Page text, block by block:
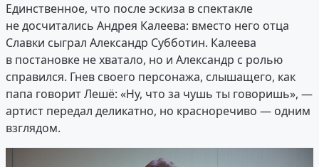
Единственное, что после эскиза в спектакле
не досчитались Андрея Калеева: вместо него отца
Славки сыграл Александр Субботин. Калеева
в постановке не хватало, но и Александр с ролью
справился. Гнев своего персонажа, слышащего, как
папа говорит Лешё: «Ну, что за чушь ты говоришь», —
артист передал деликатно, но красноречиво — одним
взглядом.